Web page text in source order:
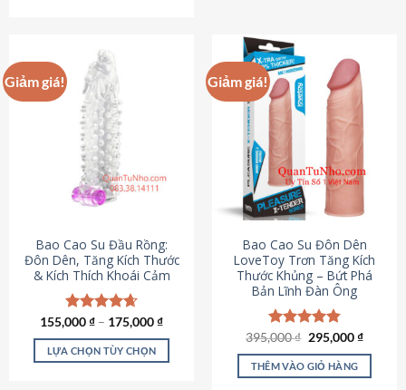
có
nhiều
biến
thể.
Các
tùy
chọn
có
chọn
trên
trang
sản
phẩm
Giảm giá!
Bao Cao Su Đầu Rồng:
Đôn Dên, Tăng Kích Thước
& Kích Thích Khoái Cảm
Được xếp
hạng4.69
5 sao
155,000₫ – 175,000₫
LỰA CHỌN TÙY CHỌN
Giảm giá!
Bao Cao Su Đôn Dên
LoveToy Trơn Tăng Kích
Thước Khủng – Bứt Phá
Bản Lĩnh Đàn Ông
Được xếp
hạng4.82
5 sao
395,000₫ Giá
là:
395,000 ₫.
295,000₫Giá
tại
THÊM VÀO GIỎ HÀNG